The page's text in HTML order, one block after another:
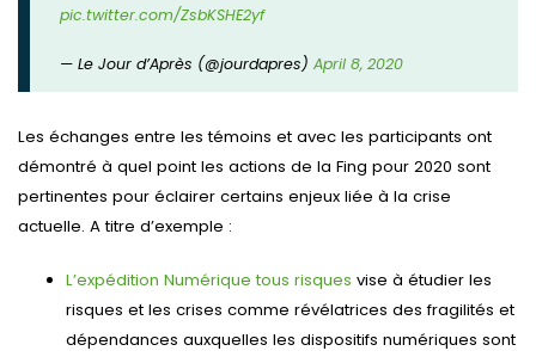
pic.twitter.com/ZsbKSHE2yf
— Le Jour d’Après (@jourdapres)April 8, 2020
Les échanges entre les témoins et avec les participants ont
démontré à quel point les actions de la Fing pour 2020 sont
pertinentes pour éclairer certains enjeux liée à la crise
actuelle. A titre d’exemple :
L’expédition Numérique tous risques vise à étudier les
risques et les crises comme révélatrices des fragilités et
dépendances auxquelles les dispositifs numériques sont